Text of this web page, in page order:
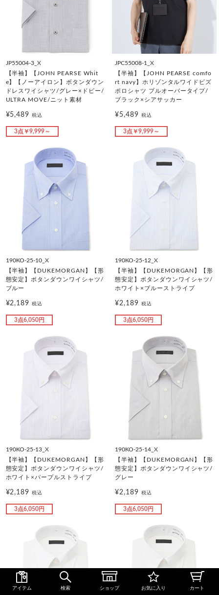
JP55004-3_X
【半袖】【JOHN PEARSE Whit
e】【ノーアイロン】ボタンダウン
ドレスワイシャツ/グレー×ドビー/
ULTRA MOVE/ニット素材
¥5,489税込
3点￥9,999～
JPC55008-1_X
【半袖】【JOHN PEARSE comfo
rt navy】ホリゾンタルワイドビズ
ポロシャツ プルオーバータイプ/
ブラック×シアサッカー
¥5,489 税込
3点￥9,999～
190KO-25-10_X
【半袖】【DUKEMORGAN】【形
態安定】ボタンダウンワイシャツ/
ブルー
¥2,189税込
3点6,050円
190KO-25-12_X
【半袖】【DUKEMORGAN】【形
態安定】ボタンダウンワイシャツ/
ホワイト×ブルーストライプ
¥2,189 税込
3点6,050円
190KO-25-13_X
【半袖】【DUKEMORGAN】【形
態安定】ボタンダウンワイシャツ/
ホワイト×パープルストライプ
¥2,189税込
3点6,050円
190KO-25-14_X
【半袖】【DUKEMORGAN】【形
態安定】ボタンダウンワイシャツ/
グレー
¥2,189 税込
3点6,050円
アイテム 検索 ショップ お気に入り カート